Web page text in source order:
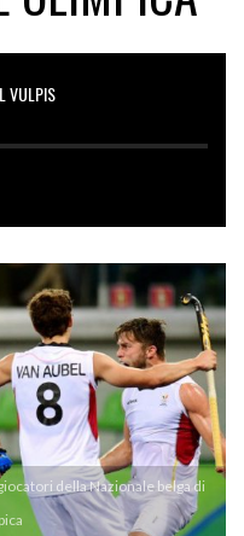
VULPIS
della Nazionale belga di